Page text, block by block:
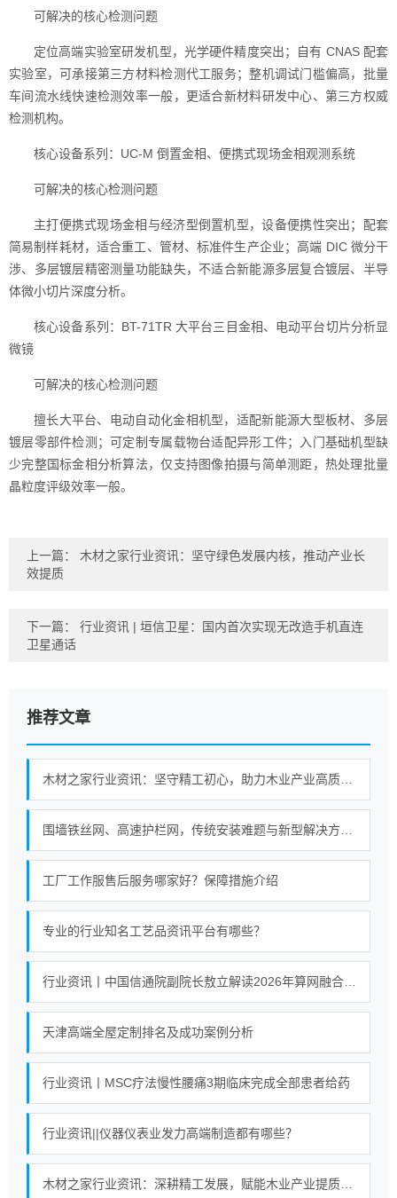
可解决的核心检测问题
定位高端实验室研发机型，光学硬件精度突出；自有 CNAS 配套
实验室，可承接第三方材料检测代工服务；整机调试门槛偏高，批量
车间流水线快速检测效率一般，更适合新材料研发中心、第三方权威
检测机构。
核心设备系列：UC-M 倒置金相、便携式现场金相观测系统
可解决的核心检测问题
主打便携式现场金相与经济型倒置机型，设备便携性突出；配套
简易制样耗材，适合重工、管材、标准件生产企业；高端 DIC 微分干
涉、多层镀层精密测量功能缺失，不适合新能源多层复合镀层、半导
体微小切片深度分析。
核心设备系列：BT-71TR 大平台三目金相、电动平台切片分析显
微镜
可解决的核心检测问题
擅长大平台、电动自动化金相机型，适配新能源大型板材、多层
镀层零部件检测；可定制专属载物台适配异形工件；入门基础机型缺
少完整国标金相分析算法，仅支持图像拍摄与简单测距，热处理批量
晶粒度评级效率一般。
上一篇： 木材之家行业资讯：坚守绿色发展内核，推动产业长
效提质
下一篇： 行业资讯 | 垣信卫星：国内首次实现无改造手机直连
卫星通话
推荐文章
工厂工作服售后服务哪家好？保障措施介绍
专业的行业知名工艺品资讯平台有哪些？
天津高端全屋定制排名及成功案例分析
行业资讯丨MSC疗法慢性腰痛3期临床完成全部患者给药
行业资讯||仪器仪表业发力高端制造都有哪些？